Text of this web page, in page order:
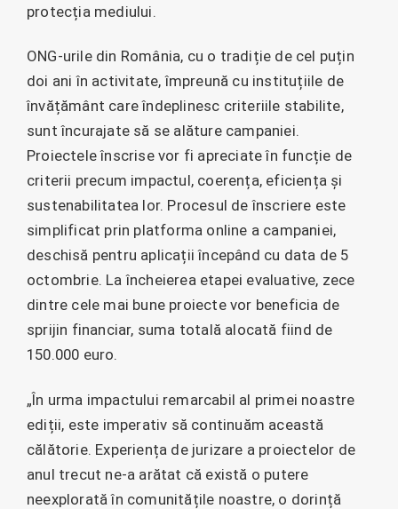
protecția mediului.
ONG-urile din România, cu o tradiție de cel puțin
doi ani în activitate, împreună cu instituțiile de
învățământ care îndeplinesc criteriile stabilite,
sunt încurajate să se alăture campaniei.
Proiectele înscrise vor fi apreciate în funcție de
criterii precum impactul, coerența, eficiența și
sustenabilitatea lor. Procesul de înscriere este
simplificat prin platforma online a campaniei,
deschisă pentru aplicații începând cu data de 5
octombrie. La încheierea etapei evaluative, zece
dintre cele mai bune proiecte vor beneficia de
sprijin financiar, suma totală alocată fiind de
150.000 euro.
„În urma impactului remarcabil al primei noastre
ediții, este imperativ să continuăm această
călătorie. Experiența de jurizare a proiectelor de
anul trecut ne-a arătat că există o putere
neexplorată în comunitățile noastre, o dorință